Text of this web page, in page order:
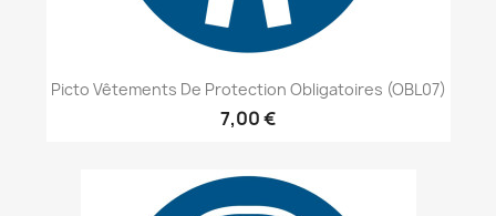
Picto Vêtements De Protection Obligatoires (OBL07)
7,00 €